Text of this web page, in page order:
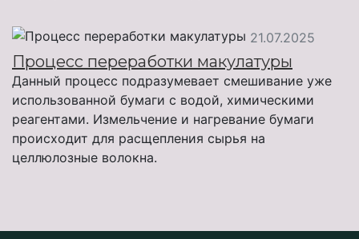
21.07.2025
Процесс переработки макулатуры
Данный процесс подразумевает смешивание уже
использованной бумаги с водой, химическими
реагентами. Измельчение и нагревание бумаги
происходит для расщепления сырья на
целлюлозные волокна.